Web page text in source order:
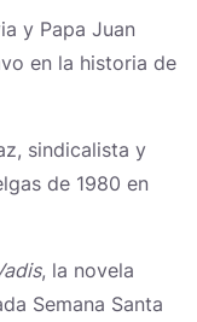
y Papa Juan
en la historia de
sindicalista y
de 1980 en
, la novela
Semana Santa